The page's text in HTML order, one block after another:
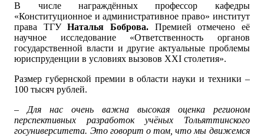
В числе награждённых профессор кафедры
«Конституционное и административное право» институт
права ТГУНаталья Боброва. Премией отмечено её
научное исследование «Ответственность органов
государственной власти и другие актуальные проблемы
юриспруденции в условиях вызовов XXI столетия».
Размер губернской премии в области науки и техники –
100 тысяч рублей.
–Для нас очень важна высокая оценка регионом
перспективных разработок учёных Тольяттинского
госуниверситета. Это говорит о том, что мы движемся